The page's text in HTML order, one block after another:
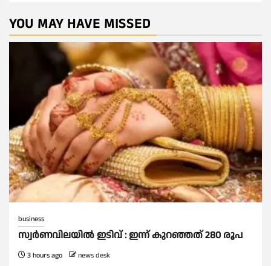
YOU MAY HAVE MISSED
business
സ്വർണവിലയില്‍ ഇടിവ് : ഇന്ന് കുറഞ്ഞത് 280 രൂപ
3 hours ago news desk